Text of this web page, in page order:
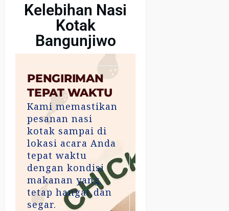
Kelebihan Nasi
Kotak
Bangunjiwo
PENGIRIMAN
TEPAT WAKTU
Kami memastikan
pesanan nasi
kotak sampai di
lokasi acara Anda
tepat waktu
dengan kondisi
makanan yang
tetap hangat dan
segar.